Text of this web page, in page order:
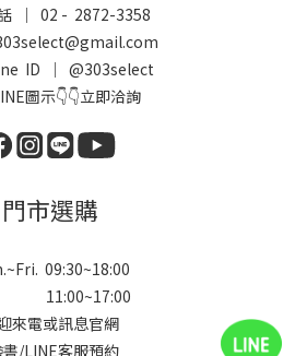
｜ 02 - 2872-3358
ID ｜ @303select
圖示👇👇立即洽詢
門市選購
09:30~18:00
11:00~17:00
來電或訊息官網
/LINE客服預約